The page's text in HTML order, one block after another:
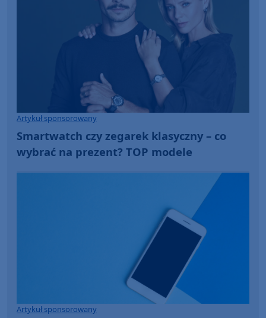
Artykuł sponsorowany
Smartwatch czy zegarek klasyczny – co
wybrać na prezent? TOP modele
Artykuł sponsorowany